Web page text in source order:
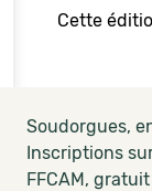
Cette
Soudorgues,
Inscriptions
FFCAM,